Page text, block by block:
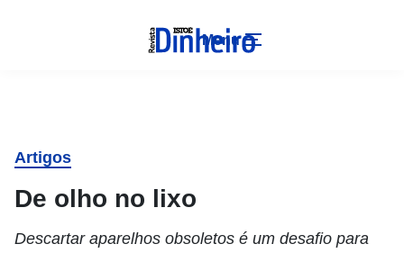
Menu
Artigos
De olho no lixo
Descartar aparelhos obsoletos é um desafio para